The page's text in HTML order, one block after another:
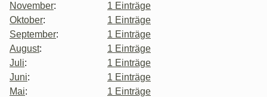
November:
1 Einträge
Oktober:
1 Einträge
September:
1 Einträge
August:
1 Einträge
Juli:
1 Einträge
Juni:
1 Einträge
Mai:
1 Einträge